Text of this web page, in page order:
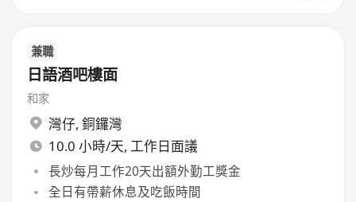
兼職
日語酒吧樓面
和家
灣仔, 銅鑼灣
10.0 小時/天, 工作日面議
長炒每月工作20天出額外勤工獎金
全日有帶薪休息及吃飯時間